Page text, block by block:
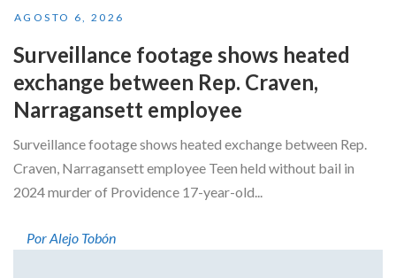
AGOSTO 6, 2026
Surveillance footage shows heated
exchange between Rep. Craven,
Narragansett employee
Surveillance footage shows heated exchange between Rep.
Craven, Narragansett employee Teen held without bail in
2024 murder of Providence 17-year-old...
Por Alejo Tobón